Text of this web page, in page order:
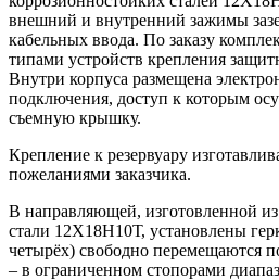
внешний и внутренний зажимы
кабельных ввода. По заказу
типами устройств крепления
Внутри корпуса размещена
подключения, доступ к которым
съемную крышку.
Крепление к резервуару
пожеланиями заказчика.
В направляющей, изготовленной
стали 12Х18Н10Т, установлены
четырёх) свободно перемещаются
– в ограниченном стопорами